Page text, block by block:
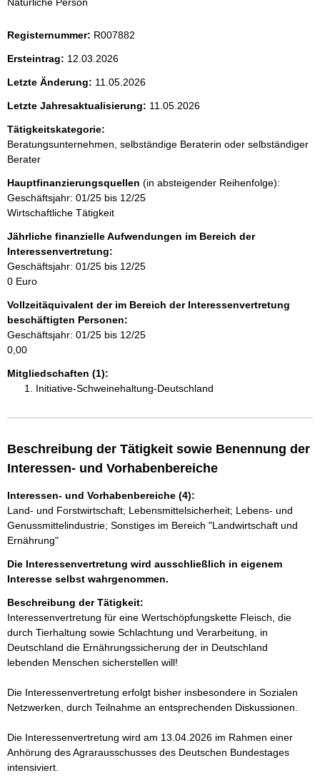
t
e
n
i
n
h
a
l
t
Registernummer: R007882
Ersteintrag: 12.03.2026
Letzte Änderung: 11.05.2026
Letzte Jahresaktualisierung: 11.05.2026
Tätigkeitskategorie:
Beratungsunternehmen, selbständige Beraterin oder selbständiger
Berater
Hauptfinanzierungsquellen (in absteigender Reihenfolge):
Geschäftsjahr: 01/25 bis 12/25
Wirtschaftliche Tätigkeit
Jährliche finanzielle Aufwendungen im Bereich der
Interessenvertretung:
Geschäftsjahr: 01/25 bis 12/25
0 Euro
Vollzeitäquivalent der im Bereich der Interessenvertretung
beschäftigten Personen:
Geschäftsjahr: 01/25 bis 12/25
0,00
Mitgliedschaften (1):
Initiative-Schweinehaltung-Deutschland
Beschreibung der Tätigkeit sowie Benennung der
Interessen- und Vorhabenbereiche
Interessen- und Vorhabenbereiche (4):
Land- und Forstwirtschaft; Lebensmittelsicherheit; Lebens- und
Genussmittelindustrie; Sonstiges im Bereich "Landwirtschaft und
Ernährung"
Die Interessenvertretung wird ausschließlich in eigenem
Interesse selbst wahrgenommen.
Beschreibung der Tätigkeit:
Interessenvertretung für eine Wertschöpfungskette Fleisch, die
durch Tierhaltung sowie Schlachtung und Verarbeitung, in
Deutschland die Ernährungssicherung der in Deutschland
lebenden Menschen sicherstellen will!
Die Interessenvertretung erfolgt bisher insbesondere in Sozialen
Netzwerken, durch Teilnahme an entsprechenden Diskussionen.
Die Interessenvertretung wird am 13.04.2026 im Rahmen einer
Anhörung des Agrarausschusses des Deutschen Bundestages
intensiviert.